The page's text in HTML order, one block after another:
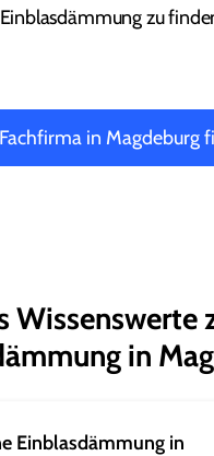
zu
in Magdeburg
Wissenswerte
in
Einblasdämmung in